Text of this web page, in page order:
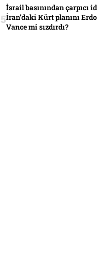
İsrail basınından çarpıcı
İran’daki Kürt planını
Vance mi sızdırdı?